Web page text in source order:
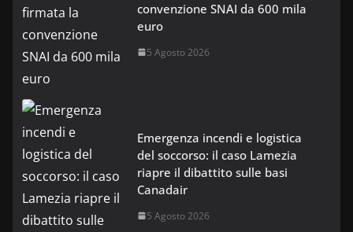
convenzione SNAI da 600 mila
euro
5 Agosto 2026
Emergenza incendi e logistica
del soccorso: il caso Lamezia
riapre il dibattito sulle basi
Canadair
5 Agosto 2026